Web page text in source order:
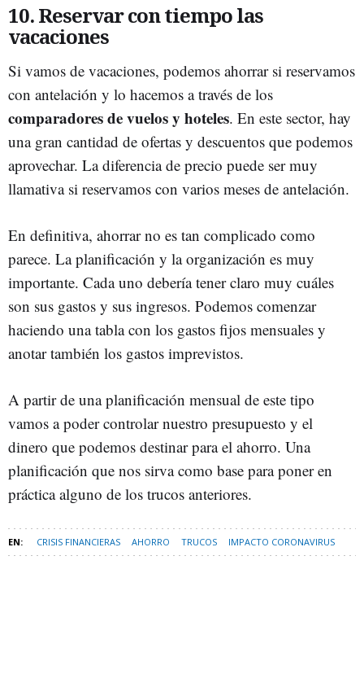
10. Reservar con tiempo las
vacaciones
Si vamos de vacaciones, podemos ahorrar si reservamos
con antelación y lo hacemos a través de los
comparadores de vuelos y hoteles. En este sector, hay
una gran cantidad de ofertas y descuentos que podemos
aprovechar. La diferencia de precio puede ser muy
llamativa si reservamos con varios meses de antelación.
En definitiva, ahorrar no es tan complicado como
parece. La planificación y la organización es muy
importante. Cada uno debería tener claro muy cuáles
son sus gastos y sus ingresos. Podemos comenzar
haciendo una tabla con los gastos fijos mensuales y
anotar también los gastos imprevistos.
A partir de una planificación mensual de este tipo
vamos a poder controlar nuestro presupuesto y el
dinero que podemos destinar para el ahorro. Una
planificación que nos sirva como base para poner en
práctica alguno de los trucos anteriores.
CRISIS FINANCIERAS AHORRO TRUCOS IMPACTO CORONAVIRUS